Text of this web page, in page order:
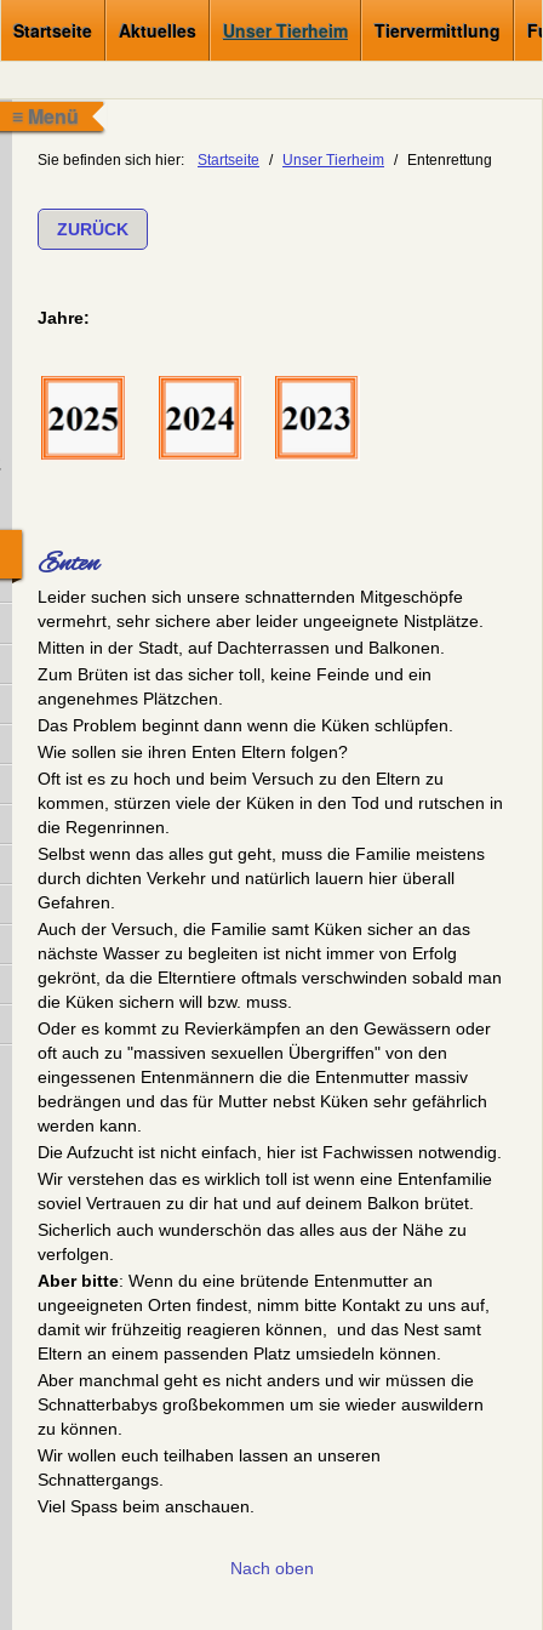
Startseite Aktuelles Unser Tierheim Tiervermittlung
≡ Menü
Sie befinden sich hier: Startseite / Unser Tierheim / Entenrettung
ZURÜCK
Jahre:
Enten
Leider suchen sich unsere schnatternden Mitgeschöpfe
vermehrt, sehr sichere aber leider ungeeignete Nistplätze.
Mitten in der Stadt, auf Dachterrassen und Balkonen.
Zum Brüten ist das sicher toll, keine Feinde und ein
angenehmes Plätzchen.
Das Problem beginnt dann wenn die Küken schlüpfen.
Wie sollen sie ihren Enten Eltern folgen?
Oft ist es zu hoch und beim Versuch zu den Eltern zu
kommen, stürzen viele der Küken in den Tod und rutschen in
die Regenrinnen.
Selbst wenn das alles gut geht, muss die Familie meistens
durch dichten Verkehr und natürlich lauern hier überall
Gefahren.
Auch der Versuch, die Familie samt Küken sicher an das
nächste Wasser zu begleiten ist nicht immer von Erfolg
gekrönt, da die Elterntiere oftmals verschwinden sobald man
die Küken sichern will bzw. muss.
Oder es kommt zu Revierkämpfen an den Gewässern oder
oft auch zu "massiven sexuellen Übergriffen" von den
eingessenen Entenmännern die die Entenmutter massiv
bedrängen und das für Mutter nebst Küken sehr gefährlich
werden kann.
Die Aufzucht ist nicht einfach, hier ist Fachwissen notwendig.
Wir verstehen das es wirklich toll ist wenn eine Entenfamilie
soviel Vertrauen zu dir hat und auf deinem Balkon brütet.
Sicherlich auch wunderschön das alles aus der Nähe zu
verfolgen.
Aber bitte: Wenn du eine brütende Entenmutter an
ungeeigneten Orten findest, nimm bitte Kontakt zu uns auf,
damit wir frühzeitig reagieren können, und das Nest samt
Eltern an einem passenden Platz umsiedeln können.
Aber manchmal geht es nicht anders und wir müssen die
Schnatterbabys großbekommen um sie wieder auswildern
zu können.
Wir wollen euch teilhaben lassen an unseren
Schnattergangs.
Viel Spass beim anschauen.
Nach oben